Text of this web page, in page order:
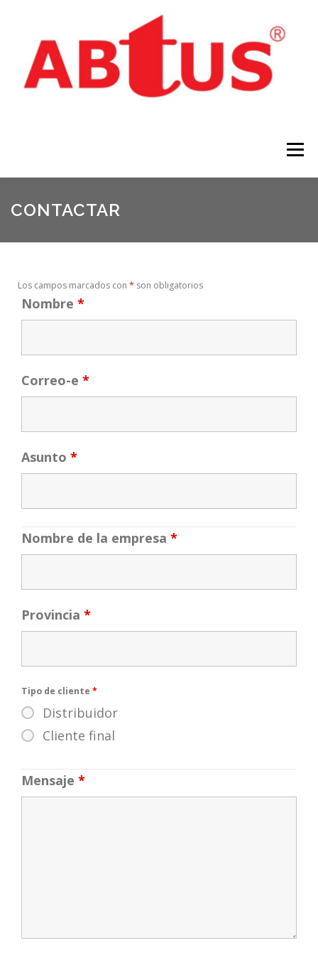
Menú
INICIO PRODUCTOS
CONTACTAR
Los campos marcados con * son obligatorios
Nombre *
Correo-e *
Asunto *
Nombre de la empresa *
Provincia *
Tipo de cliente *
Distribuidor
Cliente final
Mensaje *